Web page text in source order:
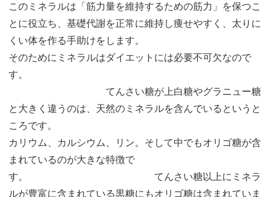
このミネラルは「筋力量を維持するための筋力」を保つこ
とに役立ち、基礎代謝を正常に維持し痩せやすく、太りに
くい体を作る手助けをします。
そのためにミネラルはダイエットには必要不可欠なので
す。
てんさい糖が上白糖やグラニュー糖
と大きく違うのは、天然のミネラルを含んでいるというと
ころです。
カリウム、カルシウム、リン。そして中でもオリゴ糖が含
まれているのが大きな特徴で
す。 てんさい糖以上にミネラ
ルが豊富に含まれている黒糖にもオリゴ糖は含まれていま